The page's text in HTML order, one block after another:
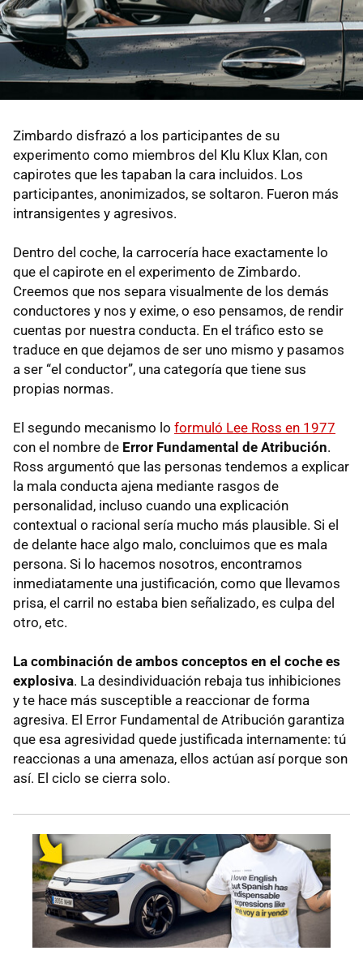
Zimbardo disfrazó a los participantes de su
experimento como miembros del Klu Klux Klan, con
capirotes que les tapaban la cara incluidos. Los
participantes, anonimizados, se soltaron. Fueron más
intransigentes y agresivos.
Dentro del coche, la carrocería hace exactamente lo
que el capirote en el experimento de Zimbardo.
Creemos que nos separa visualmente de los demás
conductores y nos y exime, o eso pensamos, de rendir
cuentas por nuestra conducta. En el tráfico esto se
traduce en que dejamos de ser uno mismo y pasamos
a ser “el conductor”, una categoría que tiene sus
propias normas.
El segundo mecanismo lo formuló Lee Ross en 1977
con el nombre de Error Fundamental de Atribución.
Ross argumentó que las personas tendemos a explicar
la mala conducta ajena mediante rasgos de
personalidad, incluso cuando una explicación
contextual o racional sería mucho más plausible. Si el
de delante hace algo malo, concluimos que es mala
persona. Si lo hacemos nosotros, encontramos
inmediatamente una justificación, como que llevamos
prisa, el carril no estaba bien señalizado, es culpa del
otro, etc.
La combinación de ambos conceptos en el coche es
explosiva. La desindividuación rebaja tus inhibiciones
y te hace más susceptible a reaccionar de forma
agresiva. El Error Fundamental de Atribución garantiza
que esa agresividad quede justificada internamente: tú
reaccionas a una amenaza, ellos actúan así porque son
así. El ciclo se cierra solo.